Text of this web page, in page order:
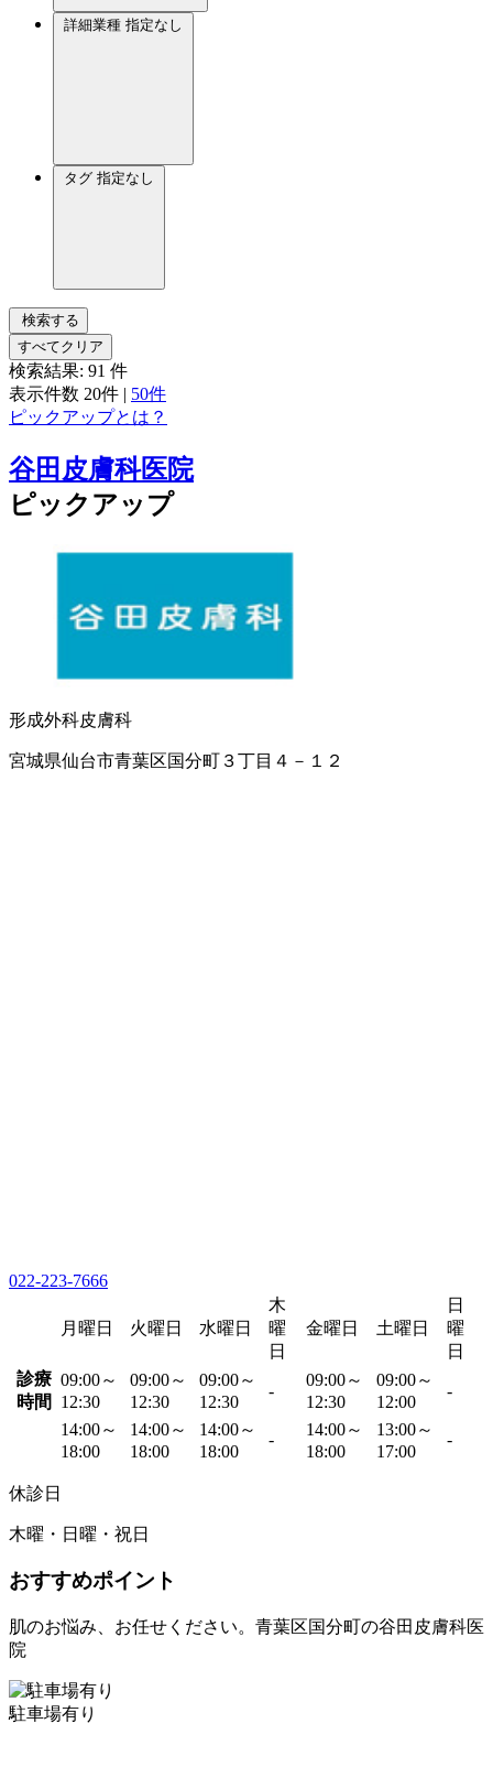
詳細業種 指定なし
タグ 指定なし
検索する
すべてクリア
検索結果: 91 件
表示件数 20件 | 50件
ピックアップとは？
谷田皮膚科医院
ピックアップ
形成外科皮膚科
宮城県仙台市青葉区国分町３丁目４－１２
022-223-7666
月曜日 火曜日 水曜日
木
曜
日
金曜日 土曜日
日
曜
日
診療
時間
09:00～
12:30
09:00～
12:30
09:00～
12:30
-
09:00～
12:30
09:00～
12:00
-
14:00～
18:00
14:00～
18:00
14:00～
18:00
-
14:00～
18:00
13:00～
17:00
-
休診日
木曜・日曜・祝日
おすすめポイント
肌のお悩み、お任せください。青葉区国分町の谷田皮膚科医
院
駐車場有り